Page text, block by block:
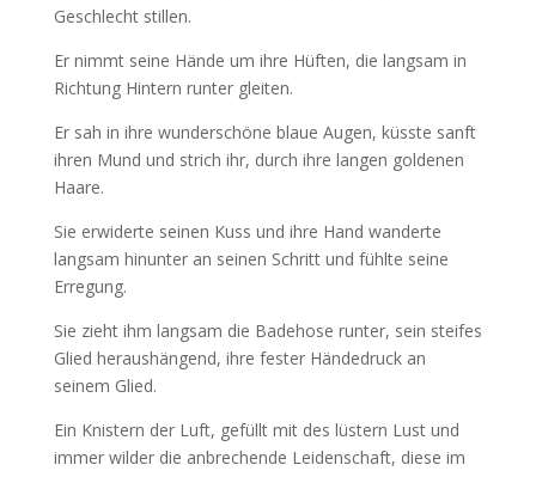
Geschlecht stillen.
Er nimmt seine Hände um ihre Hüften, die langsam in
Richtung Hintern runter gleiten.
Er sah in ihre wunderschöne blaue Augen, küsste sanft
ihren Mund und strich ihr, durch ihre langen goldenen
Haare.
Sie erwiderte seinen Kuss und ihre Hand wanderte
langsam hinunter an seinen Schritt und fühlte seine
Erregung.
Sie zieht ihm langsam die Badehose runter, sein steifes
Glied heraushängend, ihre fester Händedruck an
seinem Glied.
Ein Knistern der Luft, gefüllt mit des lüstern Lust und
immer wilder die anbrechende Leidenschaft, diese im